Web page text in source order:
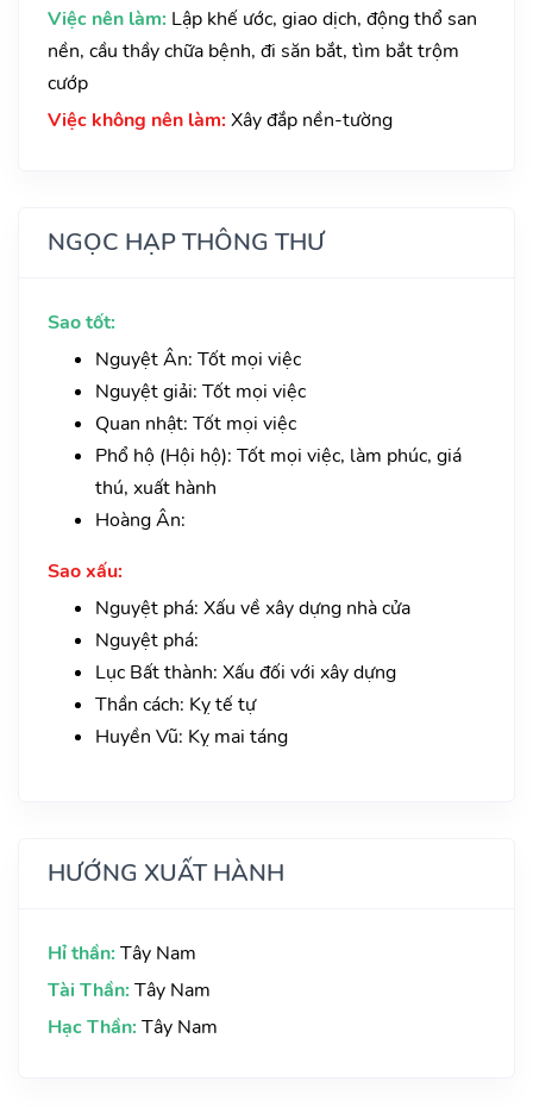
Việc nên làm: Lập khế ước, giao dịch, động thổ san
nền, cầu thầy chữa bệnh, đi săn bắt, tìm bắt trộm
cướp
Việc không nên làm: Xây đắp nền-tường
NGỌC HẠP THÔNG THƯ
Sao tốt:
Nguyệt Ân: Tốt mọi việc
Nguyệt giải: Tốt mọi việc
Quan nhật: Tốt mọi việc
Phổ hộ (Hội hộ): Tốt mọi việc, làm phúc, giá
thú, xuất hành
Hoàng Ân:
Sao xấu:
Nguyệt phá: Xấu về xây dựng nhà cửa
Nguyệt phá:
Lục Bất thành: Xấu đối với xây dựng
Thần cách: Kỵ tế tự
Huyền Vũ: Kỵ mai táng
HƯỚNG XUẤT HÀNH
Hỉ thần: Tây Nam
Tài Thần: Tây Nam
Hạc Thần: Tây Nam